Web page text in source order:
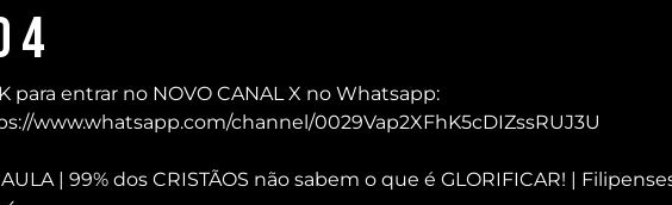
4
para entrar no NOVO CANAL X no Whatsapp:
www.whatsapp.com/channel/0029Vap2XFhK5cDIZssRUJ3U
AULA | 99% dos CRISTÃOS não sabem o que é GLORIFICAR! |